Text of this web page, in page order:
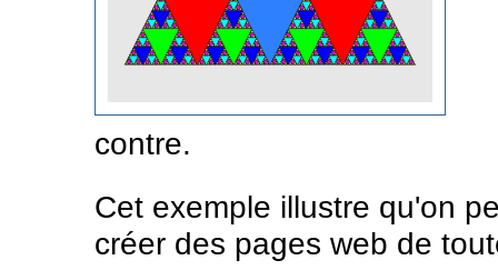
contre.
Cet exemple illustre qu'on
créer des pages web de